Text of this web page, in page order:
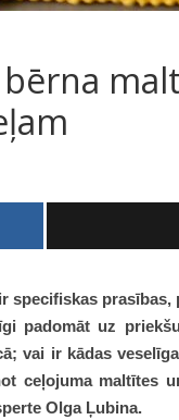
specifiskas
padomāt uz
vai ir kādas
ceļojuma maltītes
Olga Ļubina.